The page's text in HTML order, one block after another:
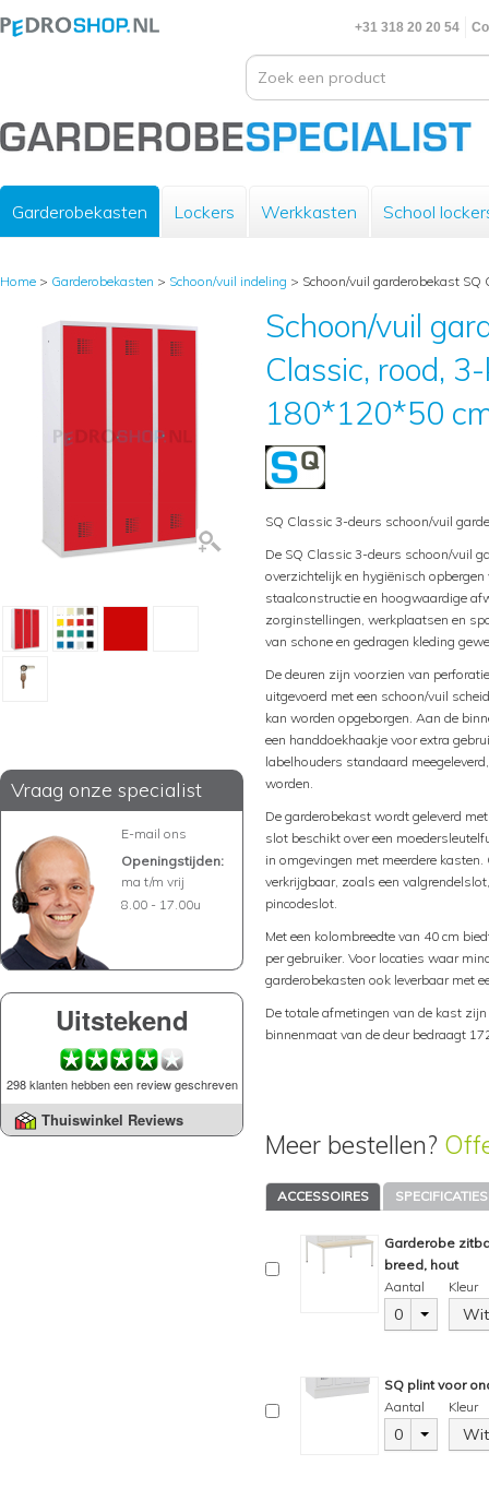
+31 318 20 20 54
Garderobekasten Lockers Werkkasten School
Home > Garderobekasten > Schoon/vuil indeling > Schoon/vuil garderobekast
Vraag onze specialist
E-mail ons
Openingstijden:
ma t/m vrij
8.00 - 17.00u
Uitstekend
298 klanten hebben een review geschreven
Thuiswinkel Reviews
Schoon/vuil
Classic, rood,
180*120*50
SQ Classic 3-deurs schoon/vuil
De SQ Classic 3-deurs schoon/vuil
overzichtelijk en hygiënisch
staalconstructie en hoogwaardige
zorginstellingen, werkplaatsen en
van schone en gedragen kleding
De deuren zijn voorzien van
uitgevoerd met een schoon/vuil
kan worden opgeborgen. Aan de
een handdoekhaakje voor extra
labelhouders standaard
worden.
De garderobekast wordt geleverd
slot beschikt over een
in omgevingen met meerdere
verkrijgbaar, zoals een
pincodeslot.
Met een kolombreedte van 40 cm
per gebruiker. Voor locaties waar
garderobekasten ook leverbaar met
De totale afmetingen van de kast
binnenmaat van de deur bedraagt
Meer bestellen?
ACCESSOIRES SPECIFICATIES
Garderobe
breed, hout
Aantal
0
Kleur
SQ plint voor
Aantal
0
Kleur